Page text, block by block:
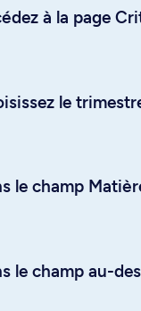
à la page
le
le champ
le champ au-